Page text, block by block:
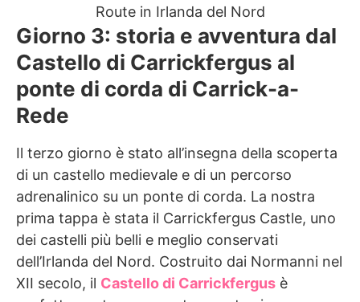
Route in Irlanda del Nord
Giorno 3: storia e avventura dal
Castello di Carrickfergus al
ponte di corda di Carrick-a-
Rede
Il terzo giorno è stato all’insegna della scoperta
di un castello medievale e di un percorso
adrenalinico su un ponte di corda. La nostra
prima tappa è stata il Carrickfergus Castle, uno
dei castelli più belli e meglio conservati
dell’Irlanda del Nord. Costruito dai Normanni nel
XII secolo, il Castello di Carrickfergus è